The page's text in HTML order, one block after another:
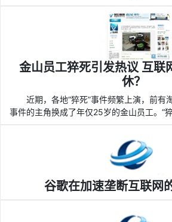
金山员工猝死引发热议 互联
休？
近期，各地“猝死”事件频繁上演，前有
事件的主角换成了年仅25岁的金山员工。“
谷歌在加速垄断互联网